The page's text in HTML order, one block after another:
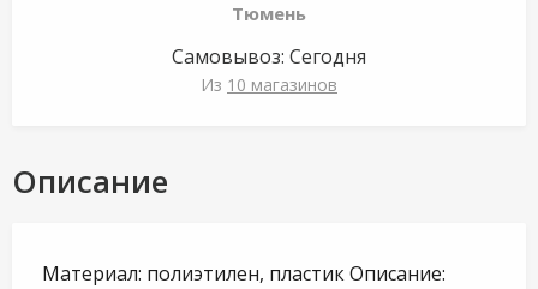
Тюмень
Самовывоз: Сегодня
Из 10 магазинов
Описание
Материал: полиэтилен, пластик Описание: